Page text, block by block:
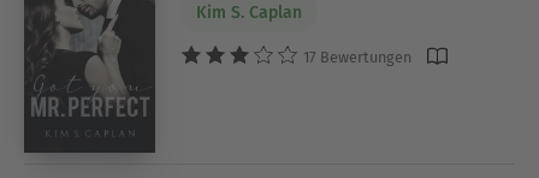
Kim S. Caplan
17 Bewertungen